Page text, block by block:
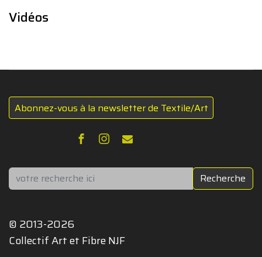
Vidéos
Abonnez-vous à la newsletter de Textile/Art
Rechercher Recherche
© 2013-2026
Collectif Art et Fibre NJF